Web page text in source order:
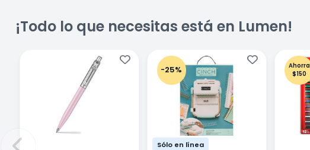
¡Todo lo que necesitas está en Lumen!
-25%
Sólo en línea
Ahorra
$150